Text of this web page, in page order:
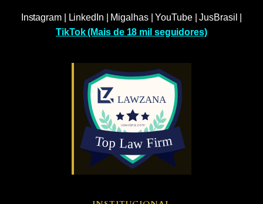
Instagram| LinkedIn Migalhas|YouTube|JusBrasil
TikTok (Mais de 18 mil seguidores)